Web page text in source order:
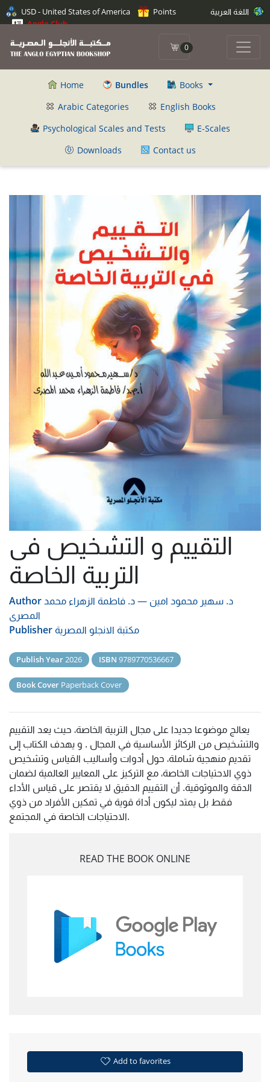
USD - United States of America
Points
Anglo Club
0
Home Bundles
Books
Arabic Categories
English Books
Psychological Scales and Tests
E-Scales
Downloads
Contact us
التقييم و التشخيص فى
التربية الخاصة
Author د. سهير محمود امين —د. فاطمة الزهراء محمد
المصرى
Publisher مكتبة الانجلو المصرية
Publish Year2026 ISBN 9789770536667
Book Cover Paperback Cover
يعالج موضوعا جديدا على مجال التربية الخاصة، حيث يعد التقييم
والتشخيص من الركائز الأساسية في المجال . و يهدف الكتاب إلى
تقديم منهجية شاملة، حول أدوات وأساليب القياس وتشخيص
ذوي الاحتياجات الخاصة، مع التركيز على المعايير العالمية لضمان
الدقة والموثوقية. أن التقييم الدقيق لا يقتصر على قياس الأداء
فقط بل يمتد ليكون أداة قوية في تمكين الأفراد من ذوي
الاحتياجات الخاصة في المجتمع.
READ THE BOOK ONLINE
Add to favorites